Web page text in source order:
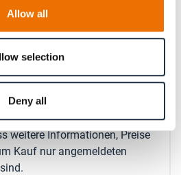
Allow all
selection
Deny all
Produkt anfragen
weitere Informationen, Preise
Kauf nur angemeldeten